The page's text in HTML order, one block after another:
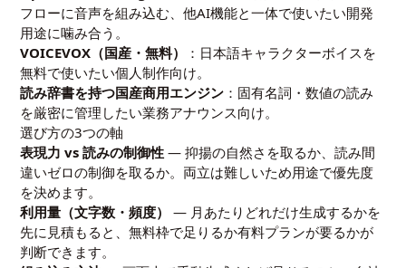
フローに音声を組み込む、他AI機能と一体で使いたい開発
用途に噛み合う。
VOICEVOX（国産・無料）
：日本語キャラクターボイスを
無料で使いたい個人制作向け。
読み辞書を持つ国産商用エンジン ：固有名詞・数値の読み
を厳密に管理したい業務アナウンス向け。
選び方の3つの軸
表現力 vs 読みの制御性 — 抑揚の自然さを取るか、読み間
違いゼロの制御を取るか。両立は難しいため用途で優先度
を決めます。
利用量（文字数・頻度）
— 月あたりどれだけ生成するかを
先に見積もると、無料枠で足りるか有料プランが要るかが
判断できます。